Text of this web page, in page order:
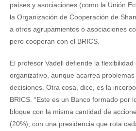
países y asociaciones (como la Unión
la Organización de Cooperación de
a otros agrupamientos o asociaciones
pero cooperan con el BRICS.
El profesor Vadell defiende la flexibilidad
organizativo, aunque acarrea
decisiones. Otra cosa, dice, es la
BRICS. “Este es un Banco formado por
bloque con la misma cantidad de
(20%), con una presidencia que rota